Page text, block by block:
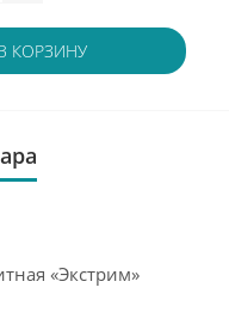
КОРЗИНУ
«Экстрим»